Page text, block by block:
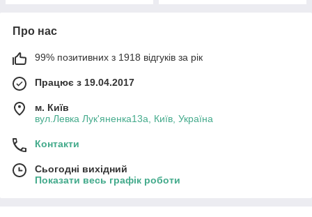
Про нас
99% позитивних з 1918 відгуків за рік
Працює з 19.04.2017
м. Київ
вул.Левка Лук'яненка13а, Київ, Україна
Контакти
Сьогодні вихідний
Показати весь графік роботи